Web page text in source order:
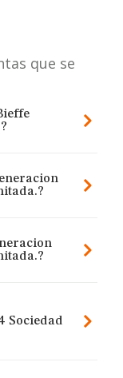
que se
Sociedad